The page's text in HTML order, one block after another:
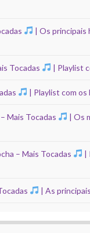
| Os principais
Tocadas | Playlist
| Playlist com
Mais Tocadas
| Os
– Mais Tocadas
|
| As